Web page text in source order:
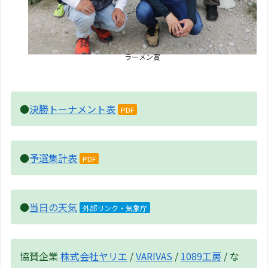
ラーメン賞
●決勝トーナメント表 PDF
●予選集計表 PDF
●当日の天気 外部リンク・気象庁
協賛企業株式会社ヤリエ /VARIVAS / 1089工房 / な